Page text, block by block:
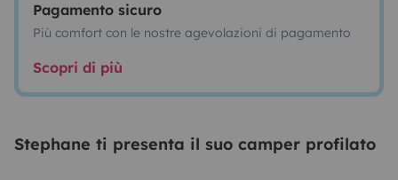
Pagamento sicuro
Più comfort con le nostre agevolazioni di pagamento
Scopri di più
Stephane ti presenta il suo camper profilato